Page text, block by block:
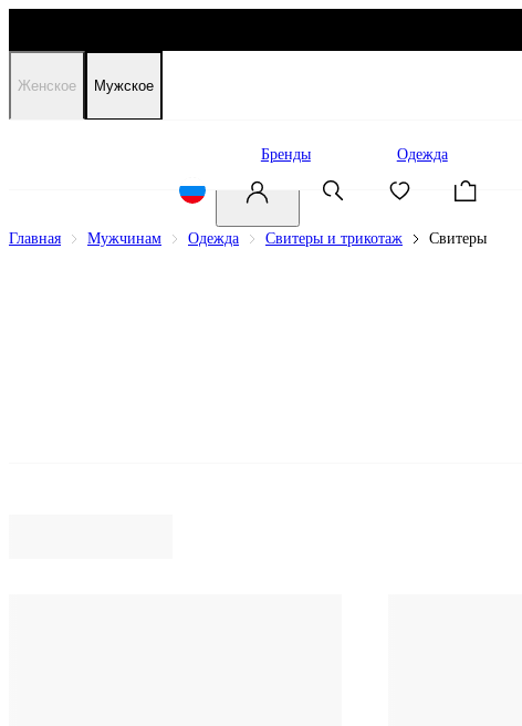
Женское Мужское
Бренды Одежда
Главная Мужчинам Одежда Свитеры и трикотаж Свитеры